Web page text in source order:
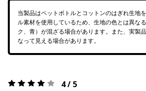
当製品はペットボトルとコットンのはぎれ生地
ル素材を使用しているため、生地の色とは異な
ク、青）が混ざる場合があります。また、実製
なって見える場合があります。
評価:4 / 5 4 / 5